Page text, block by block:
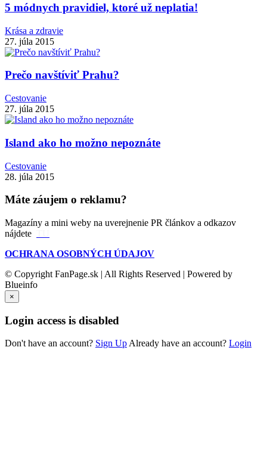
5 módnych pravidiel, ktoré už neplatia!
Krása a zdravie
27. júla 2015
Prečo navštíviť Prahu?
Cestovanie
27. júla 2015
Island ako ho možno nepoznáte
Cestovanie
28. júla 2015
Máte záujem o reklamu?
Magazíny a mini weby na uverejnenie PR článkov a odkazov
nájdete
OCHRANA OSOBNÝCH ÚDAJOV
© Copyright FanPage.sk | All Rights Reserved | Powered by
Blueinfo
×
Login access is disabled
Don't have an account? Sign UpAlready have an account? Login